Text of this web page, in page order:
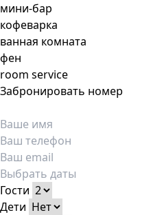
мини-бар
кофеварка
ванная комната
фен
room service
Забронировать номер
Гости
Дети